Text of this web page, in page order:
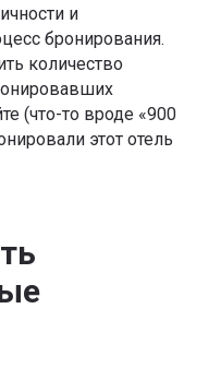
и
бронирования.
количество
(что-то вроде «900
этот отель